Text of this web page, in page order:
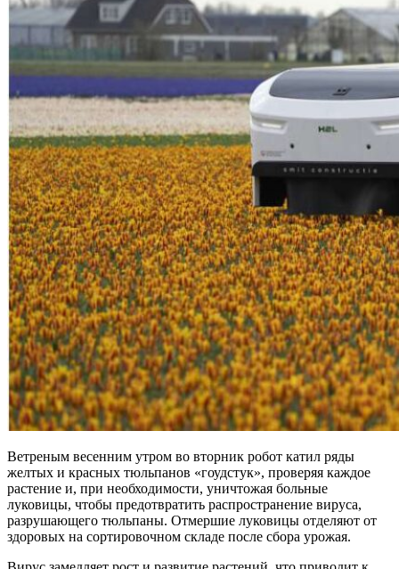
Ветреным весенним утром во вторник робот катил ряды
желтых и красных тюльпанов «гоудстук», проверяя каждое
растение и, при необходимости, уничтожая больные
луковицы, чтобы предотвратить распространение вируса,
разрушающего тюльпаны. Отмершие луковицы отделяют от
здоровых на сортировочном складе после сбора урожая.